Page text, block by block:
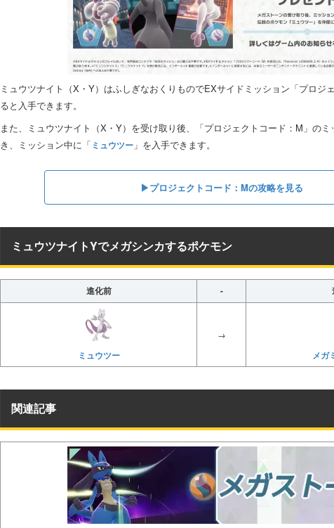
ミュウツナイト（X・Y）はふしぎなおくりものでEXサイドミッション「プロジ
ると入手できます。
また、ミュウツナイト（X・Y）を受け取り後、「プロジェクトコード：M」の
き、ミッション中に「 ミュウツー 」を入手できます。
▶︎プロジェクトコード：Mの攻略を見る
ミュウツナイトYでメガシンカするポケモン
進化前 -
ミュウツー
→
メガ
関連記事